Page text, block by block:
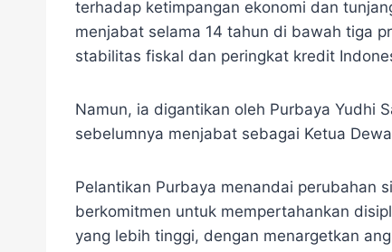
terhadap ketimpangan ekonomi dan
menjabat selama 14 tahun di bawah tiga
stabilitas fiskal dan peringkat kredit
Namun, ia digantikan oleh Purbaya Yudhi
sebelumnya menjabat sebagai Ketua
Pelantikan Purbaya menandai perubahan
berkomitmen untuk mempertahankan
yang lebih tinggi, dengan menargetkan